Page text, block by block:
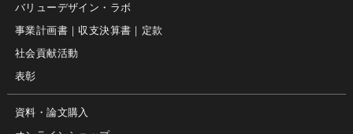
バリューデザイン・ラボ
事業計画書｜収支決算書｜定款
社会貢献活動
表彰
資料・論文購入